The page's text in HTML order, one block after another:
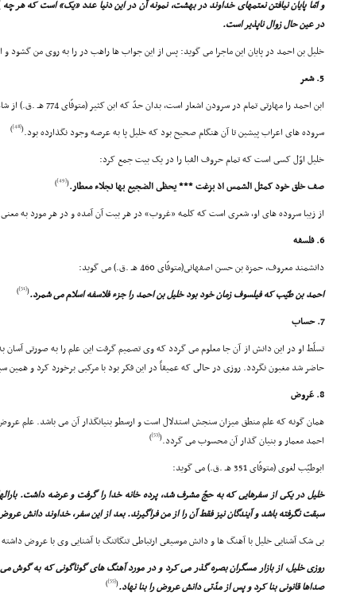
و امّا پایان نیافتن نعتمهاى خداوند در بهشت، نمونه آن در این دنیا عدد «یک» است که هر چه
در عین حال زوال ناپذیر است.
خلیل بن احمد در پایان این ماجرا مى گوید: پس از این جواب ها راهب در را به روى من گشود و
5. شعر
ابن احمد را مهارتى تمام در سرودن اشعار است، بدان حدّ که ابن کثیر (متوفّاى 774 هـ .ق.) از شاعران عرب نقل کرده:
سروده هاى اعراب پیشین تا آن هنگام صحیح بود که خلیل پا به عرصه وجود نگذارده بود.(
[48]
)
خلیل اوّل کسى است که تمام حروف الفبا را در یک بیت جمع کرد:
صف خلق خود کمثل الشمس اذ بزغت *** یحظى الضجیع بها نجلاء معطار.(
[49]
)
از زیبا سروده هاى او، شعرى است که کلمه «غروب» در هر بیت آن آمده و در هر مورد به
6. فلسفه
دانشمند معروف، حمزة بن حسن اصفهانى(متوفّاى 460 هـ .ق.) مى گوید:
احمد بن طیّب که فیلسوف زمان خود بود خلیل بن احمد را جزء فلاسفه اسلام مى شمرد.(
[51]
)
7. حساب
تسلّط او در این دانش از آن جا معلوم مى گردد که وى تصمیم گرفت این علم را به صورتى آسان
حاضر شد مغبون نگردد. روزى در حالى که عمیقاً در این فکر بود با مرکبى برخورد کرد و
8. عَروض
همان گونه که علم منطق میزان سنجش استدلال است و ارسطو بنیانگذار آن مى باشد. علم
احمد معمار و بنیان گذار آن محسوب مى گردد.(
[53]
)
ابوطیّب لغوى (متوفّاى 351 هـ .ق.) مى گوید:
خلیل در یکى از سفرهایى که به حجّ مشرف شد، پرده خانه خدا را گرفت و عرضه داشت.
سبقت نگرفته باشد و آیندگان نیز فقط آن را از من فراگیرند. بعد از این سفر، خداوند دانش
بى شک آشنایى خلیل با آهنگ ها و دانش موسیقى ارتباطى تنگاتنگ با آشنایى وى با عروض
روزى خلیل، از بازار مسگران بصره گذر مى کرد و در مورد آهنگ هاى گوناگونى که به گوش
صداها قانونى بنا کرد و پس از مدّتى دانش عروض را بنا نهاد.(
[55]
)